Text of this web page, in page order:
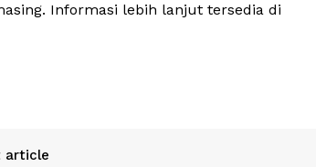
Informasi lebih lanjut tersedia di
article